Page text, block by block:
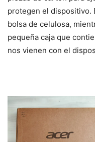
protegen el dispositivo.
bolsa de celulosa,
pequeña caja que
nos vienen con el